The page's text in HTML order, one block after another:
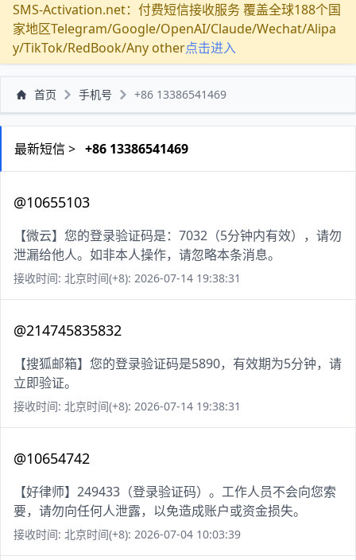
SMS-Activation.net：付费短信接收服务 覆盖全球188个国
家地区Telegram/Google/OpenAI/Claude/Wechat/Alipa
y/TikTok/RedBook/Any other点击进入
首页 手机号 +86 13386541469
最新短信 > +86 13386541469
@10655103
【微云】您的登录验证码是：7032（5分钟内有效），请勿
泄漏给他人。如非本人操作，请忽略本条消息。
接收时间: 北京时间(+8): 2026-07-14 19:38:31
@214745835832
【搜狐邮箱】您的登录验证码是5890，有效期为5分钟，请
立即验证。
接收时间: 北京时间(+8): 2026-07-14 19:38:31
@10654742
【好律师】249433（登录验证码）。工作人员不会向您索
要，请勿向任何人泄露，以免造成账户或资金损失。
接收时间: 北京时间(+8): 2026-07-04 10:03:39